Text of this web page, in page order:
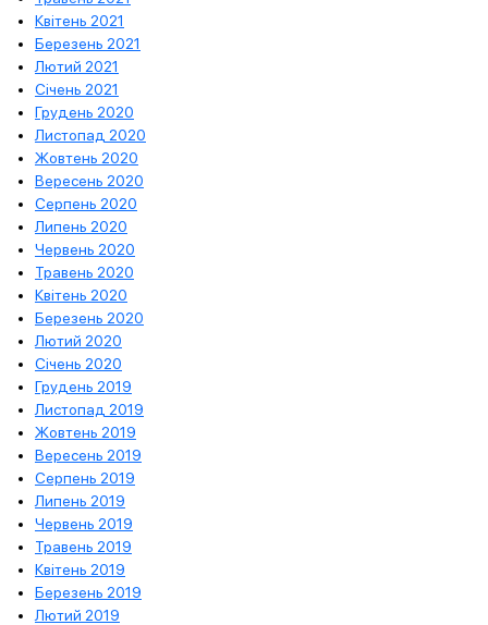
Квітень 2021
Березень 2021
Лютий 2021
Січень 2021
Грудень 2020
Листопад 2020
Жовтень 2020
Вересень 2020
Серпень 2020
Липень 2020
Червень 2020
Травень 2020
Квітень 2020
Березень 2020
Лютий 2020
Січень 2020
Грудень 2019
Листопад 2019
Жовтень 2019
Вересень 2019
Серпень 2019
Липень 2019
Червень 2019
Травень 2019
Квітень 2019
Березень 2019
Лютий 2019